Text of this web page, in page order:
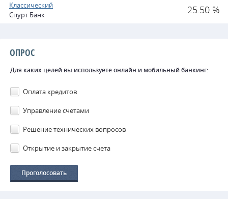
Классический
Спурт Банк
25.50 %
ОПРОС
Для каких целей вы используете онлайн и мобильный банкинг:
Оплата кредитов
Управление счетами
Решение технических вопросов
Открытие и закрытие счета